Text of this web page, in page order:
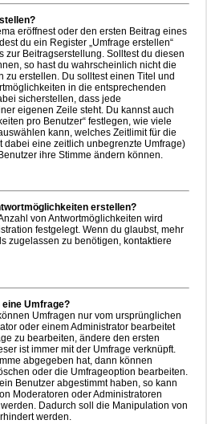
eröffnest oder den ersten Beitrag eines
du ein Register „Umfrage erstellen“
zur Beitragserstellung. Solltest du diesen
so hast du wahrscheinlich nicht die
zu erstellen. Du solltest einen Titel und
in die entsprechenden
sicherstellen, dass jede
eigenen Zeile steht. Du kannst auch
pro Benutzer“ festlegen, wie viele
kann, welches Zeitlimit für die
dabei eine zeitlich unbegrenzte Umfrage)
ihre Stimme ändern können.
erstellen?
von Antwortmöglichkeiten wird
festgelegt. Wenn du glaubst, mehr
zugelassen zu benötigen, kontaktiere
Umfrage?
Umfragen nur vom ursprünglichen
oder einem Administrator bearbeitet
zu bearbeiten, ändere den ersten
ist immer mit der Umfrage verknüpft.
abgegeben hat, dann können
oder die Umfrageoption bearbeiten.
Benutzer abgestimmt haben, so kann
Moderatoren oder Administratoren
Dadurch soll die Manipulation von
werden.